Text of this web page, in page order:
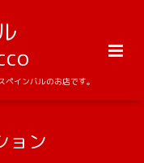
インバルのお店です。
ョン